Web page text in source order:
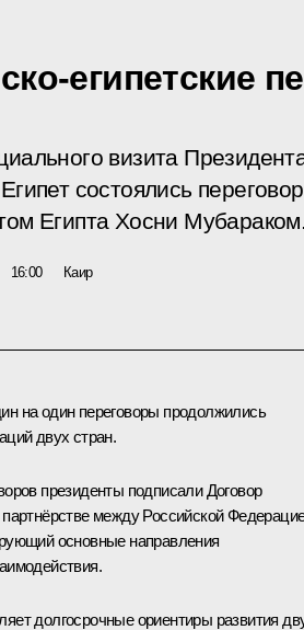
египетские
визита
состоялись
Египта Хосни
16:00 Каир
на один переговоры продолжились
двух стран.
президенты подписали Договор
партнёрстве между Российской
основные направления
долгосрочные ориентиры развития